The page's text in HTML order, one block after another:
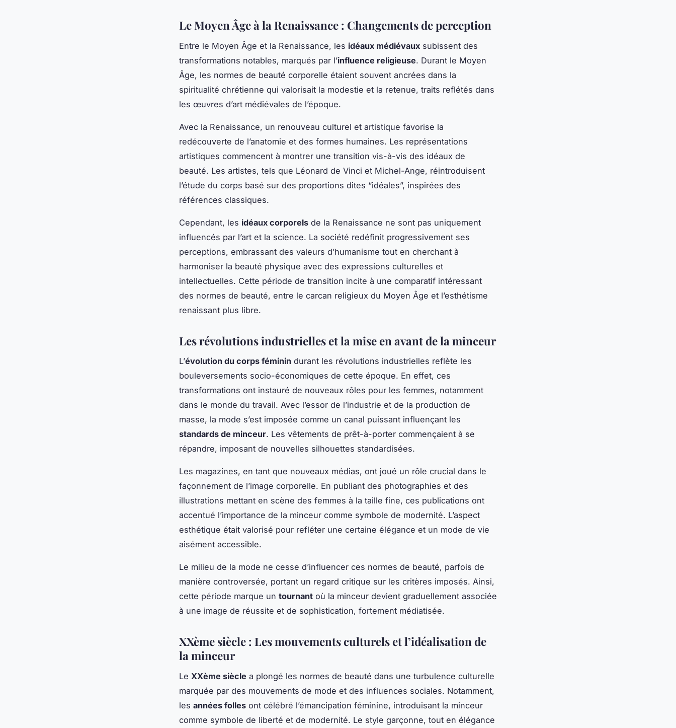
Le Moyen Âge à la Renaissance : Changements de perception
Entre le Moyen Âge et la Renaissance, les idéaux médiévaux subissent des
transformations notables, marqués par l’influence religieuse. Durant le Moyen
Âge, les normes de beauté corporelle étaient souvent ancrées dans la
spiritualité chrétienne qui valorisait la modestie et la retenue, traits reflétés dans
les œuvres d’art médiévales de l’époque.
Avec la Renaissance, un renouveau culturel et artistique favorise la
redécouverte de l’anatomie et des formes humaines. Les représentations
artistiques commencent à montrer une transition vis-à-vis des idéaux de
beauté. Les artistes, tels que Léonard de Vinci et Michel-Ange, réintroduisent
l’étude du corps basé sur des proportions dites “idéales”, inspirées des
références classiques.
Cependant, les idéaux corporels de la Renaissance ne sont pas uniquement
influencés par l’art et la science. La société redéfinit progressivement ses
perceptions, embrassant des valeurs d’humanisme tout en cherchant à
harmoniser la beauté physique avec des expressions culturelles et
intellectuelles. Cette période de transition incite à une comparatif intéressant
des normes de beauté, entre le carcan religieux du Moyen Âge et l’esthétisme
renaissant plus libre.
Les révolutions industrielles et la mise en avant de la minceur
L’évolution du corps féminin durant les révolutions industrielles reflète les
bouleversements socio-économiques de cette époque. En effet, ces
transformations ont instauré de nouveaux rôles pour les femmes, notamment
dans le monde du travail. Avec l’essor de l’industrie et de la production de
masse, la mode s’est imposée comme un canal puissant influençant les
standards de minceur. Les vêtements de prêt-à-porter commençaient à se
répandre, imposant de nouvelles silhouettes standardisées.
Les magazines, en tant que nouveaux médias, ont joué un rôle crucial dans le
façonnement de l’image corporelle. En publiant des photographies et des
illustrations mettant en scène des femmes à la taille fine, ces publications ont
accentué l’importance de la minceur comme symbole de modernité. L’aspect
esthétique était valorisé pour refléter une certaine élégance et un mode de vie
aisément accessible.
Le milieu de la mode ne cesse d’influencer ces normes de beauté, parfois de
manière controversée, portant un regard critique sur les critères imposés. Ainsi,
cette période marque un tournant où la minceur devient graduellement associée
à une image de réussite et de sophistication, fortement médiatisée.
XXème siècle : Les mouvements culturels et l’idéalisation de
la minceur
Le XXème siècle a plongé les normes de beauté dans une turbulence culturelle
marquée par des mouvements de mode et des influences sociales. Notamment,
les années folles ont célébré l’émancipation féminine, introduisant la minceur
comme symbole de liberté et de modernité. Le style garçonne, tout en élégance